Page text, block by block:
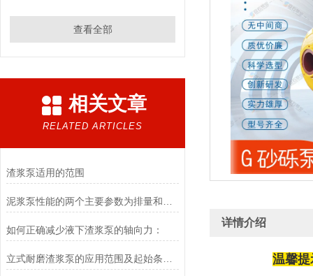
查看全部
相关文章
RELATED ARTICLES
渣浆泵适用的范围
如何正确减少液下渣浆泵的轴向力：
详情介绍
温馨